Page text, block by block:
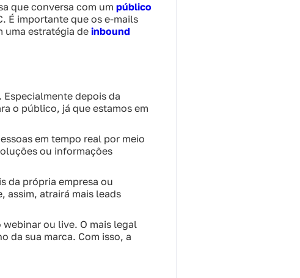
que conversa com um público
É importante que os e-mails
uma estratégia de inbound
depois da
o público, já que estamos em
em tempo real por meio
ou informações
da própria empresa ou
assim, atrairá mais leads
ou live. O mais legal
da sua marca. Com isso, a